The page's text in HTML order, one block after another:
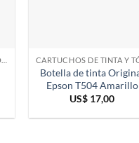
Botella de tinta
Epson T504 Amarillo
US$ 17,00